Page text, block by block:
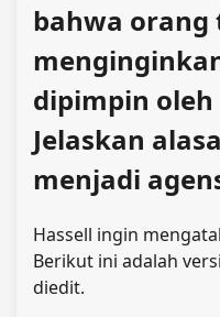
bahwa orang
dipimpin oleh
Jelaskan
menjadi
Hassell ingin
Berikut ini adalah
diedit.